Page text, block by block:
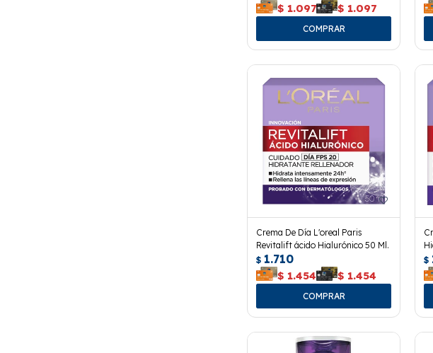
$ 1.097 $ 1.097
Crema De Día L'oreal Paris
Revitalift ácido Hialurónico 50 Ml.
$ 1.710
$ 1.454 $ 1.454
$